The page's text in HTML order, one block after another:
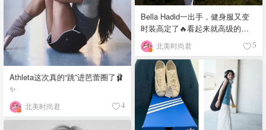
Bella Hadid一出手，健身服又变
时装高定了🔥看起来就高级的不
行❣️ 北美时尚君 5
Athleta这次真的“跳”进芭蕾圈了🩰
✨
北美时尚君 4